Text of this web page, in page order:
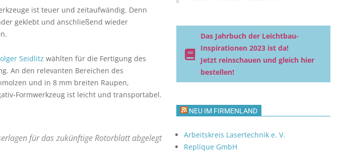
ist teuer und zeitaufwändig. Denn
geklebt und anschließend wieder
Seidlitz wählten für die Fertigung des
An den relevanten Bereichen des
und in 8 mm breiten Raupen,
Formwerkzeug ist leicht und transportabel.
für das zukünftige Rotorblatt abgelegt
Das Jahrbuch der Leichtbau-
Inspirationen 2023 ist da!
Jetzt reinschauen und gleich hier
bestellen!
NEU IM FIRMENLAND
Arbeitskreis Lasertechnik e. V.
Replique GmbH